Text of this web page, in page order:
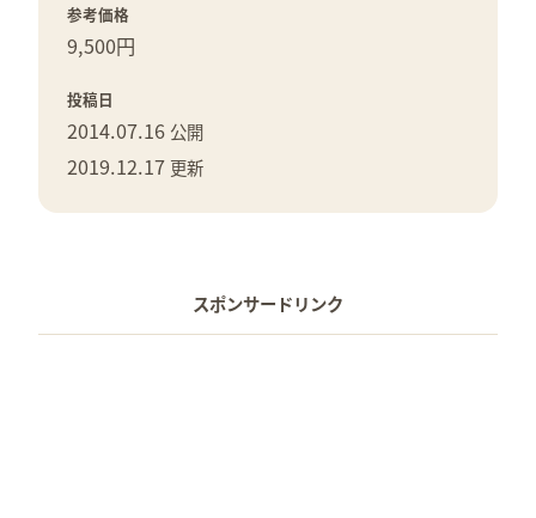
参考価格
9,500円
投稿日
2014.07.16 公開
2019.12.17 更新
スポンサードリンク